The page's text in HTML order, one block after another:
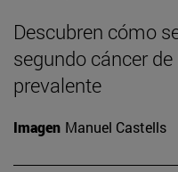
Descubren cómo
segundo cáncer
prevalente
Imagen Manuel Castells